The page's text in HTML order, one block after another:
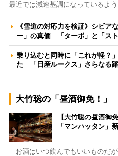
最近では減速基調になっているよ
《雪道の対応力を検証》シビア
ー」の真価 「ターボ」と「ス
乗り込むと同時に「これが軽？
た 「日産ルークス」さらなる
大竹聡の「昼酒御免！」
【大竹聡の昼酒御
「マンハッタン」
お酒はいつ飲んでもいいものだ